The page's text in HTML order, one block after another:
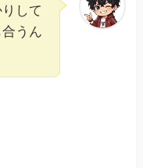
して
うん